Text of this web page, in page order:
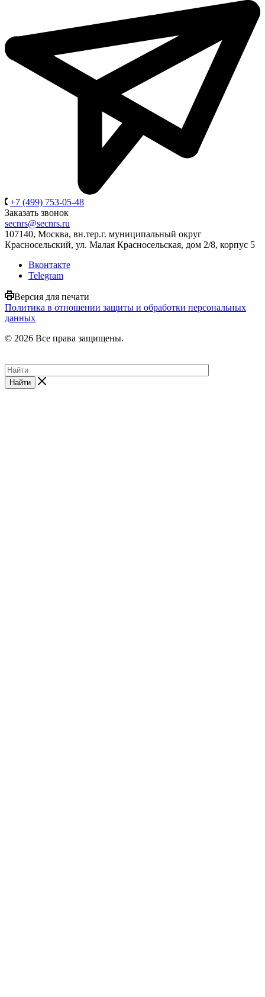
+7 (499) 753-05-48
Заказать звонок
secnrs@secnrs.ru
107140, Москва, вн.тер.г. муниципальный округ
Красносельский, ул. Малая Красносельская, дом 2/8, корпус 5
Вконтакте
Telegram
Версия для печати
Политика в отношении защиты и обработки персональных
данных
© 2026 Все права защищены.
Найти